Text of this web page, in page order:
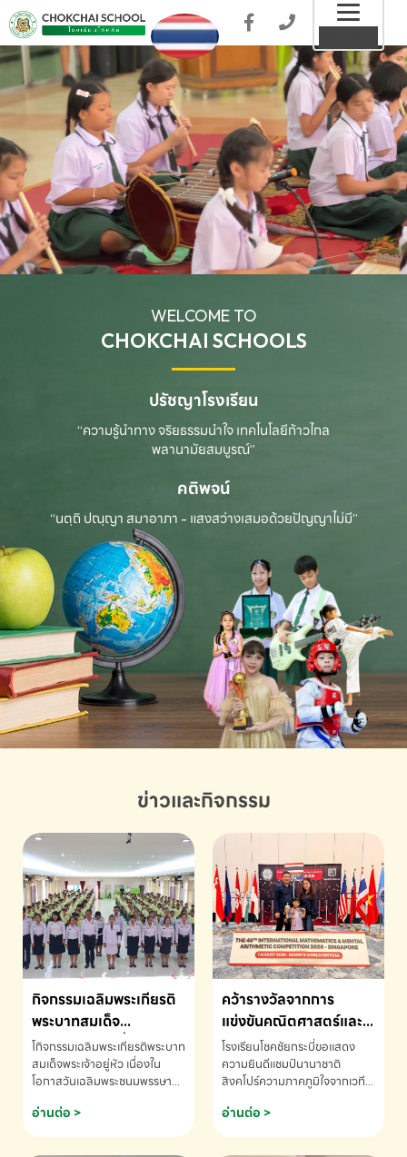
WELCOME TO
CHOKCHAI SCHOOLS
ปรัชญาโรงเรียน
“ความรู้นำทาง จริยธรรมนำใจ เทคโนโลยีก้าวไกล
พลานามัยสมบูรณ์”
คติพจน์
“นตฺถิ ปณฺญา สมาอาภา - แสงสว่างเสมอด้วยปัญญาไม่มี”
ข่าวและกิจกรรม
กิจกรรมเฉลิมพระเกียรติ
พระบาทสมเด็จ
พระเจ้าอยู่หัว เนื่องใน
โอกาสวันเฉลิม
พระชนมพรรษา
โกิจกรรมเฉลิมพระเกียรติพระบาท
สมเด็จพระเจ้าอยู่หัว เนื่องใน
โอกาสวันเฉลิมพระชนมพรรษา
ข้อมูลเพิ่มเติม โทร. 075-691910
อ่านต่อ >
คว้ารางวัลจากการ
แข่งขันคณิตศาสตร์และ
คณิตคิดเร็วนานาชาติ
ครั้งที่ 46 ประจำปี 2569
ณ ประเทศสิงคโปร์
โรงเรียนโชคชัยกระบี่ขอแสดง
ความยินดีแชมป์นานาชาติ
สิงคโปร์ความภาคภูมิใจจากเวที
ด.ช.พัทธนันท์ พรหมพันธ์ ชั้น
อนุบาล EP K3 โรงเรียนโชคชัย
อ่านต่อ >